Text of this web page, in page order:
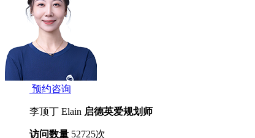
预约咨询
李顶丁 Elain 启德英爱规划师
访问数量 52725次